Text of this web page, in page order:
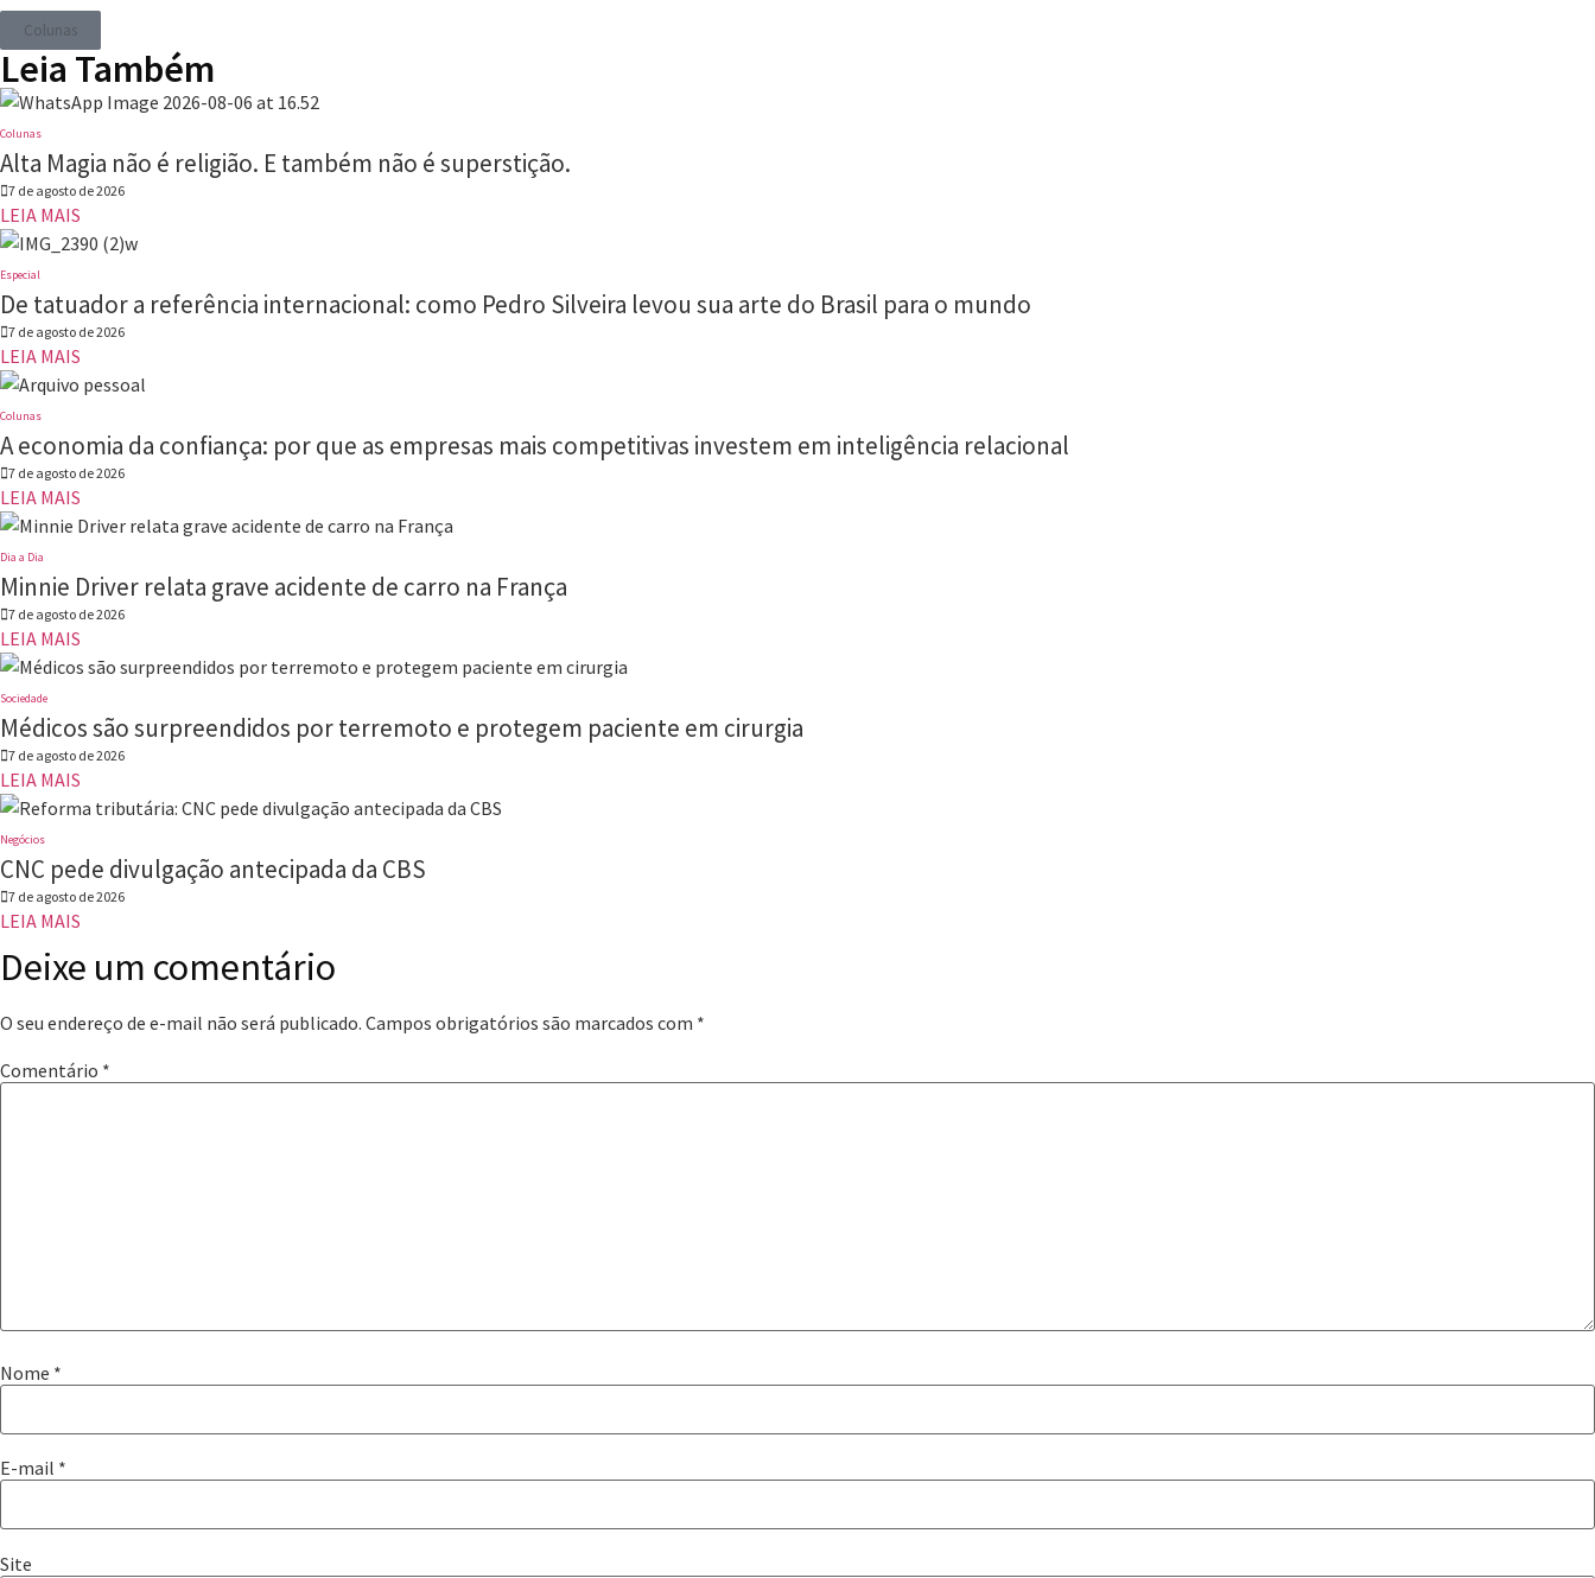
Colunas
Leia Também
Colunas
Alta Magia não é religião. E também não é superstição.
7 de agosto de 2026
LEIA MAIS
Especial
De tatuador a referência internacional: como Pedro Silveira levou sua arte do Brasil para o mundo
7 de agosto de 2026
LEIA MAIS
Colunas
A economia da confiança: por que as empresas mais competitivas investem em inteligência relacional
7 de agosto de 2026
LEIA MAIS
Dia a Dia
Minnie Driver relata grave acidente de carro na França
7 de agosto de 2026
LEIA MAIS
Sociedade
Médicos são surpreendidos por terremoto e protegem paciente em cirurgia
7 de agosto de 2026
LEIA MAIS
Negócios
CNC pede divulgação antecipada da CBS
7 de agosto de 2026
LEIA MAIS
Deixe um comentário
O seu endereço de e-mail não será publicado. Campos obrigatórios são marcados com *
Comentário *
Nome *
E-mail *
Site